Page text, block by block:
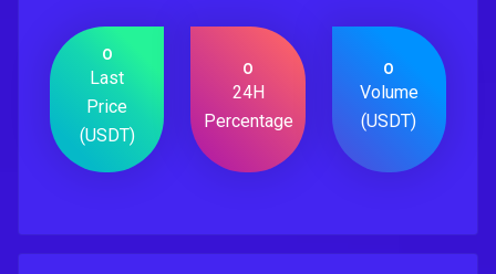
0
Last
Price
(USDT)
0
24H
Percentage
0
Volume
(USDT)